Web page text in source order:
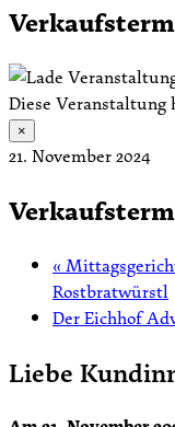
Diese
×
21. November 2024
«
Rostbratwürstl
Der Eichhof
Liebe